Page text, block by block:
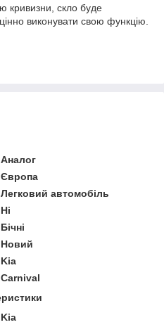
кривизни, скло буде
виконувати свою функцію.
Аналог
Європа
Легковий автомобіль
Ні
Бічні
Новий
Kia
Carnival
Kia